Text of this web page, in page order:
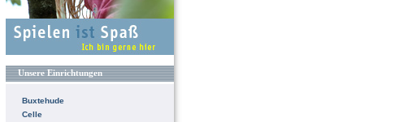
Unsere Einrichtungen
Buxtehude
Celle